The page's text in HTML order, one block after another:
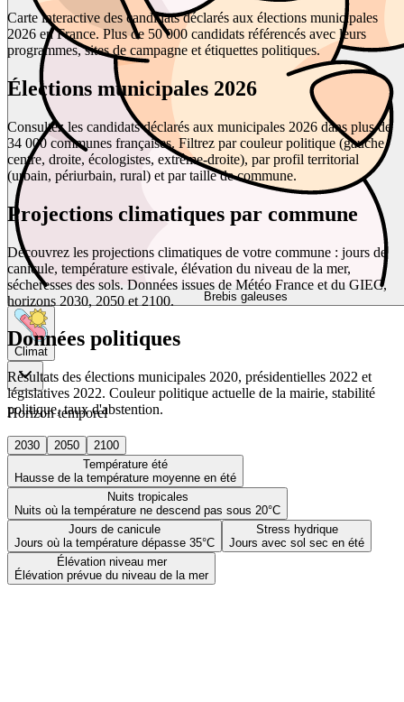
Brebis galeuses
Climat
Horizon temporel
2030 2050
2100
Température été
Hausse de la température moyenne en été
Nuits tropicales
Nuits où la température ne descend pas sous 20°C
Jours de canicule
Jours où la température dépasse 35°C
Stress hydrique
Jours avec sol sec en été
Élévation niveau mer
Élévation prévue du niveau de la mer
Carte interactive des candidats déclarés aux élections municipales
2026 en France. Plus de 50 000 candidats référencés avec leurs
programmes, sites de campagne et étiquettes politiques.
Élections municipales 2026
Consultez les candidats déclarés aux municipales 2026 dans plus de
34 000 communes françaises. Filtrez par couleur politique (gauche,
centre, droite, écologistes, extrême-droite), par profil territorial
(urbain, périurbain, rural) et par taille de commune.
Projections climatiques par commune
Découvrez les projections climatiques de votre commune : jours de
canicule, température estivale, élévation du niveau de la mer,
sécheresses des sols. Données issues de Météo France et du GIEC,
horizons 2030, 2050 et 2100.
Données politiques
Résultats des élections municipales 2020, présidentielles 2022 et
législatives 2022. Couleur politique actuelle de la mairie, stabilité
politique, taux d'abstention.